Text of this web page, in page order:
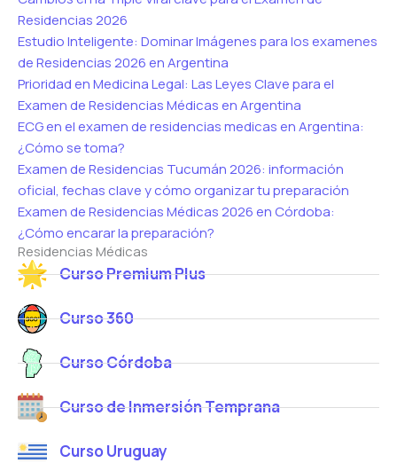
Residencias 2026
Estudio Inteligente: Dominar Imágenes para los examenes
de Residencias 2026 en Argentina
Prioridad en Medicina Legal: Las Leyes Clave para el
Examen de Residencias Médicas en Argentina
ECG en el examen de residencias medicas en Argentina:
¿Cómo se toma?
Examen de Residencias Tucumán 2026: información
oficial, fechas clave y cómo organizar tu preparación
Examen de Residencias Médicas 2026 en Córdoba:
¿Cómo encarar la preparación?
Residencias Médicas
Curso Premium Plus
Curso 360
Curso Córdoba
Curso de Inmersión Temprana
Curso Uruguay